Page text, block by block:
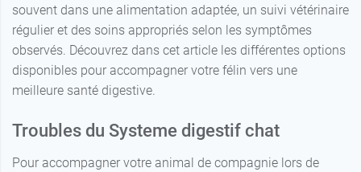
souvent dans une alimentation adaptée, un suivi vétérinaire
régulier et des soins appropriés selon les symptômes
observés. Découvrez dans cet article les différentes options
disponibles pour accompagner votre félin vers une
meilleure santé digestive.
Troubles du Systeme digestif chat
Pour accompagner votre animal de compagnie lors de